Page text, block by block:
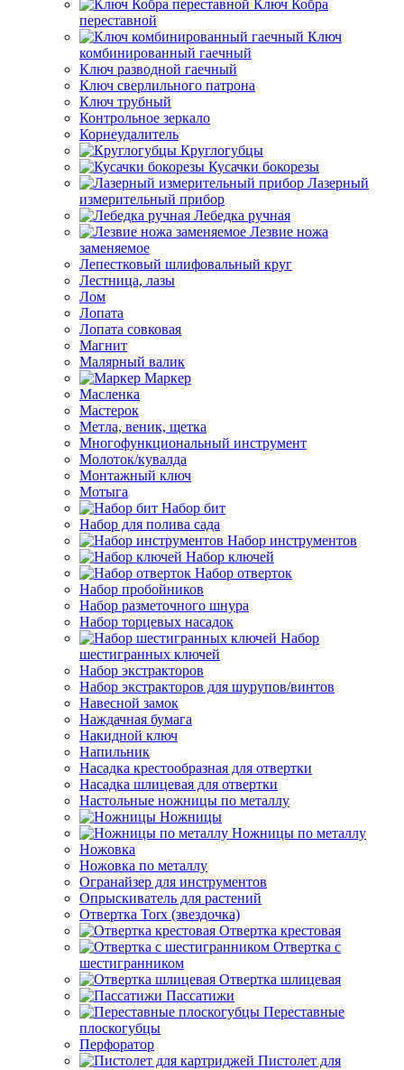
Ключ Кобра
переставной
Ключ
комбинированный гаечный
Ключ разводной гаечный
Ключ сверлильного патрона
Ключ трубный
Контрольное зеркало
Корнеудалитель
Круглогубцы
Кусачки бокорезы
Лазерный
измерительный прибор
Лебедка ручная
Лезвие ножа
заменяемое
Лепестковый шлифовальный круг
Лестница, лазы
Лом
Лопата
Лопата совковая
Магнит
Малярный валик
Маркер
Масленка
Мастерок
Метла, веник, щетка
Многофункциональный инструмент
Молоток/кувалда
Монтажный ключ
Мотыга
Набор бит
Набор для полива сада
Набор инструментов
Набор ключей
Набор отверток
Набор пробойников
Набор разметочного шнура
Набор торцевых насадок
Набор
шестигранных ключей
Набор экстракторов
Набор экстракторов для шурупов/винтов
Навесной замок
Наждачная бумага
Накидной ключ
Напильник
Насадка крестообразная для отвертки
Насадка шлицевая для отвертки
Настольные ножницы по металлу
Ножницы
Ножницы по металлу
Ножовка
Ножовка по металлу
Огранайзер для инструментов
Опрыскиватель для растений
Отвертка Torx (звездочка)
Отвертка крестовая
Отвертка с
шестигранником
Отвертка шлицевая
Пассатижи
Переставные
плоскогубцы
Перфоратор
Пистолет для